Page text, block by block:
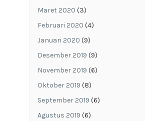
Maret 2020 (3)
Februari 2020 (4)
Januari 2020 (9)
Desember 2019 (9)
November 2019 (6)
Oktober 2019 (8)
September 2019 (6)
Agustus 2019 (6)